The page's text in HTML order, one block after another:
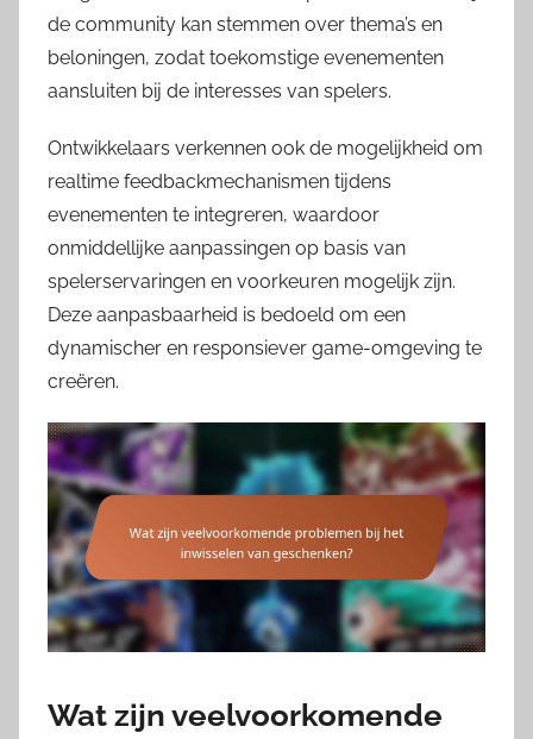
de community kan stemmen over thema’s en
beloningen, zodat toekomstige evenementen
aansluiten bij de interesses van spelers.
Ontwikkelaars verkennen ook de mogelijkheid om
realtime feedbackmechanismen tijdens
evenementen te integreren, waardoor
onmiddellijke aanpassingen op basis van
spelerservaringen en voorkeuren mogelijk zijn.
Deze aanpasbaarheid is bedoeld om een
dynamischer en responsiever game-omgeving te
creëren.
Wat zijn veelvoorkomende